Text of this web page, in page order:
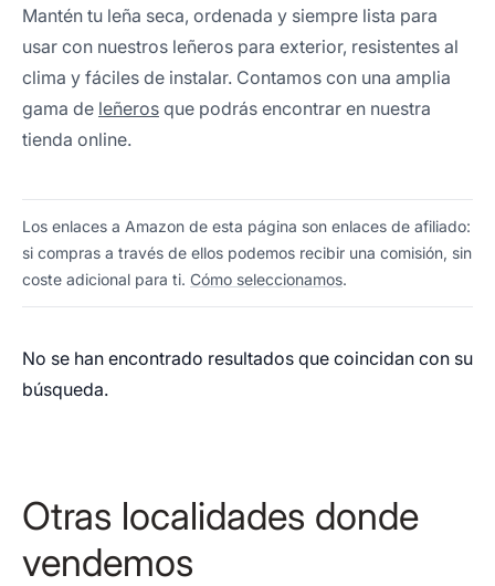
Mantén tu leña seca, ordenada y siempre lista para
usar con nuestros leñeros para exterior, resistentes al
clima y fáciles de instalar. Contamos con una amplia
gama de leñeros que podrás encontrar en nuestra
tienda online.
Los enlaces a Amazon de esta página son enlaces de afiliado:
si compras a través de ellos podemos recibir una comisión, sin
coste adicional para ti. Cómo seleccionamos.
No se han encontrado resultados que coincidan con su
búsqueda.
Otras localidades donde
vendemos